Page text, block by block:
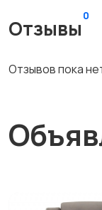
Отзывы
0
Отзывов пока